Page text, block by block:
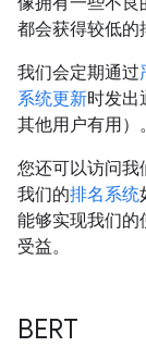
都会获得较低的
我们会定期通过
系统更新时发出
其他用户有用）。
您还可以访问我
我们的排名系统
能够实现我们的
受益。
BERT